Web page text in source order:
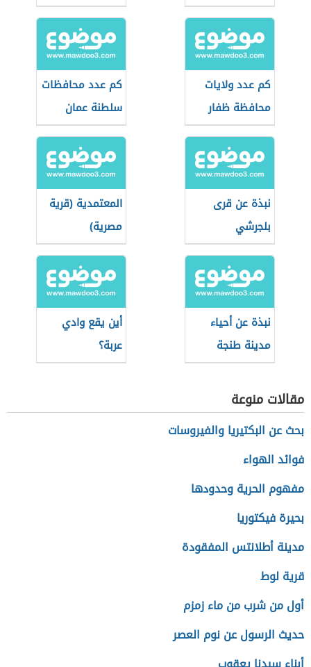
كم عدد ولايات
محافظة ظفار
كم عدد محافظات
سلطنة عمان
نبذة عن قرى
بلجرشي
المعتمدية (قرية
مصرية)
نبذة عن أحياء
مدينة طنجة
أين يقع وادي
عربة؟
مقالات منوعة
بحث عن البكتيريا والفيروسات
فوائد الهواء
مفهوم الحرية وحدودها
بحيرة فيكتوريا
مدينة أطلانتس المفقودة
قرية لوط
أول من شرب من ماء زمزم
حديث الرسول عن نوم العصر